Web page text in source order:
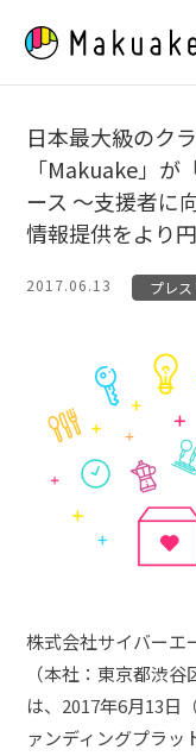
content
日本最大級のク
「Makuake」が
ース 〜支援者に
情報提供をより
2017.06.13 プレス
株式会社サイバーエ
（本社：東京都渋
は、2017年6月13日
ァンディングプラッ